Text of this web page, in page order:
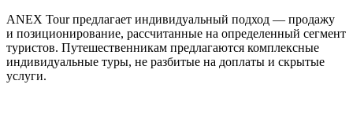
ANEX Tour предлагает индивидуальный подход — продажу
и позиционирование, рассчитанные на определенный сегмент
туристов. Путешественникам предлагаются комплексные
индивидуальные туры, не разбитые на доплаты и скрытые
услуги.